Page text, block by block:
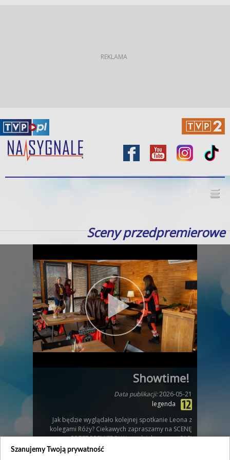
Sceny przedpremierowe
Showtime!
Data publikacji:2026-05-21
legenda
Jak będzie wyglądało kolejnej spotkanie Leona z
kolegami Róży? Ciekawych zapraszamy na SCENĘ
PRZEDPREMIEROWĄ z odcinka numer 910!
Szanujemy Twoją prywatność